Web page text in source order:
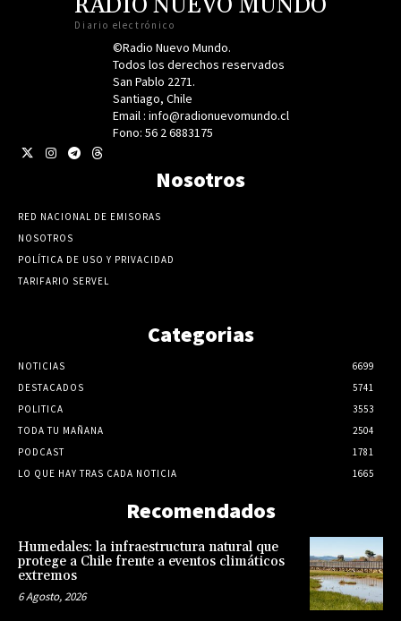
RADIO NUEVO MUNDO
Diario electrónico
©Radio Nuevo Mundo.
Todos los derechos reservados
San Pablo 2271.
Santiago, Chile
Email : info@radionuevomundo.cl
Fono: 56 2 6883175
Nosotros
RED NACIONAL DE EMISORAS
NOSOTROS
POLÍTICA DE USO Y PRIVACIDAD
TARIFARIO SERVEL
Categorias
NOTICIAS
6699
DESTACADOS
5741
POLITICA
3553
TODA TU MAÑANA
2504
PODCAST
1781
LO QUE HAY TRAS CADA NOTICIA
1665
Recomendados
Humedales: la infraestructura natural que
protege a Chile frente a eventos climáticos
extremos
6 Agosto, 2026